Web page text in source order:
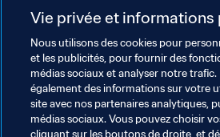
Palestine - Yémen
RP Chine - Syrie
Thèmes en lien
Coupe du Monde de la FIFA,
Vie privée et informations
Nous utilisons des cookies pour
et les publicités, pour fournir des
médias sociaux et analyser notre
également des informations sur votre
site avec nos partenaires analytiques,
médias sociaux. Vous pouvez choisir
cliquant sur les boutons de droite, et